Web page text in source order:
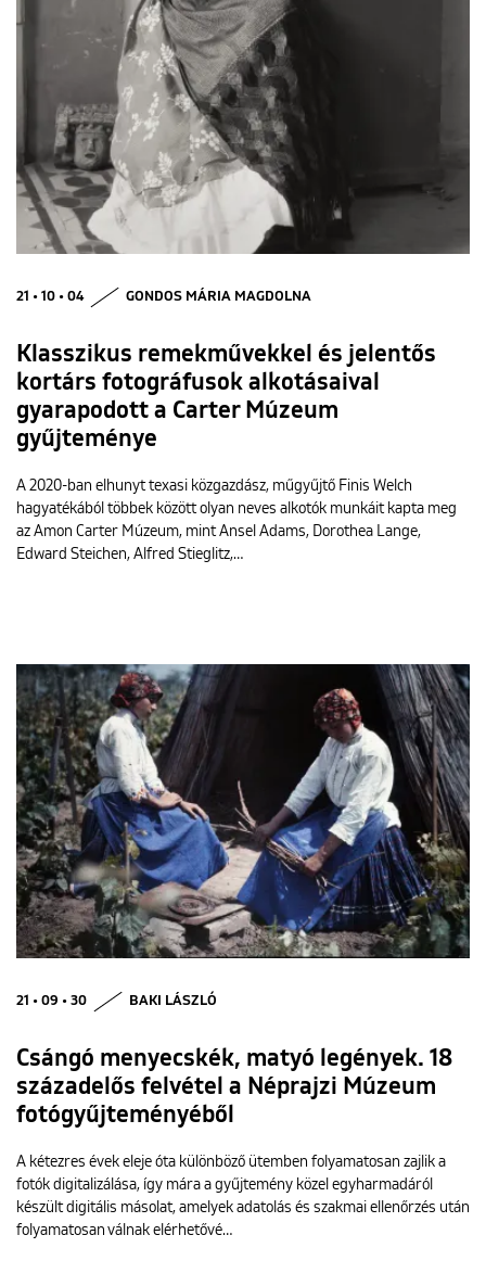
21 • 10 • 04 GONDOS MÁRIA MAGDOLNA
Klasszikus remekművekkel és jelentős
kortárs fotográfusok alkotásaival
gyarapodott a Carter Múzeum
gyűjteménye
A 2020-ban elhunyt texasi közgazdász, műgyűjtő Finis Welch
hagyatékából többek között olyan neves alkotók munkáit kapta meg
az Amon Carter Múzeum, mint Ansel Adams, Dorothea Lange,
Edward Steichen, Alfred Stieglitz,…
21 • 09 • 30 BAKI LÁSZLÓ
Csángó menyecskék, matyó legények. 18
századelős felvétel a Néprajzi Múzeum
fotógyűjteményéből
A kétezres évek eleje óta különböző ütemben folyamatosan zajlik a
fotók digitalizálása, így mára a gyűjtemény közel egyharmadáról
készült digitális másolat, amelyek adatolás és szakmai ellenőrzés után
folyamatosan válnak elérhetővé…